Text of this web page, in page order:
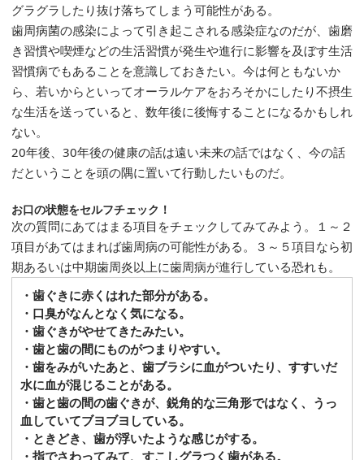
グラグラしたり抜け落ちてしまう可能性がある。
歯周病菌の感染によって引き起こされる感染症なのだが、歯磨
き習慣や喫煙などの生活習慣が発生や進行に影響を及ぼす生活
習慣病でもあることを意識しておきたい。今は何ともないか
ら、若いからといってオーラルケアをおろそかにしたり不摂生
な生活を送っていると、数年後に後悔することになるかもしれ
ない。
20年後、30年後の健康の話は遠い未来の話ではなく、今の話
だということを頭の隅に置いて行動したいものだ。
お口の状態をセルフチェック！
次の質問にあてはまる項目をチェックしてみてみよう。１～２
項目があてはまれば歯周病の可能性がある。３～５項目なら初
期あるいは中期歯周炎以上に歯周病が進行している恐れも。
・歯ぐきに赤くはれた部分がある。
・口臭がなんとなく気になる。
・歯ぐきがやせてきたみたい。
・歯と歯の間にものがつまりやすい。
・歯をみがいたあと、歯ブラシに血がついたり、すすいだ
水に血が混じることがある。
・歯と歯の間の歯ぐきが、鋭角的な三角形ではなく、うっ
血していてブヨブヨしている。
・ときどき、歯が浮いたような感じがする。
・指でさわってみて、すこしグラつく歯がある。